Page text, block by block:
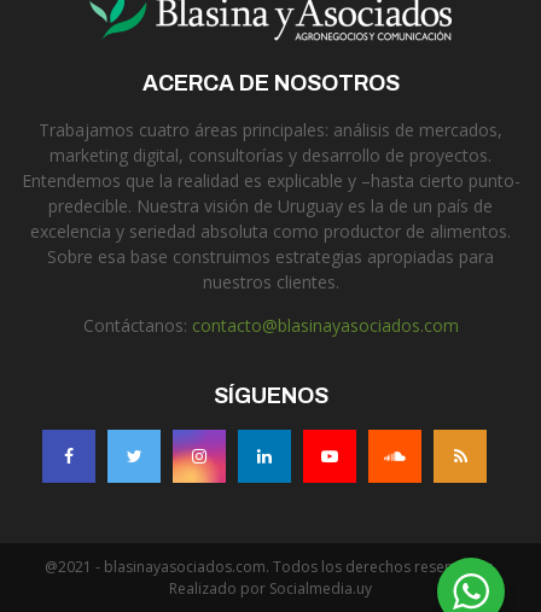
ACERCA DE NOSOTROS
Trabajamos cuatro áreas principales: análisis de mercados,
marketing digital, consultorías y desarrollo de proyectos.
Entendemos que la realidad es explicable y –hasta cierto punto-
predecible. Nuestra visión de Uruguay es la de un país de
excelencia y seriedad absoluta como productor de alimentos.
Sobre esa base construimos estrategias apropiadas para
nuestros clientes.
Contáctanos: contacto@blasinayasociados.com
SÍGUENOS
@2021 - blasinayasociados.com. Todos los derechos reservados.
Realizado por Socialmedia.uy